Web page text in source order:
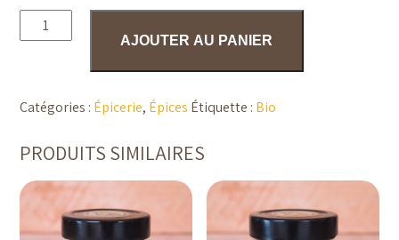
quantité
Ail AJOUTER AU PANIER
Catégories : Épicerie, Épices Étiquette : Bio
PRODUITS SIMILAIRES